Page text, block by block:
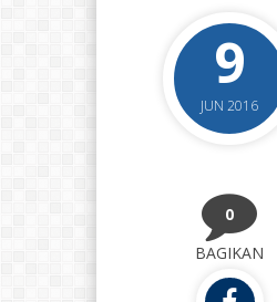
9
JUN 2016
0
BAGIKAN